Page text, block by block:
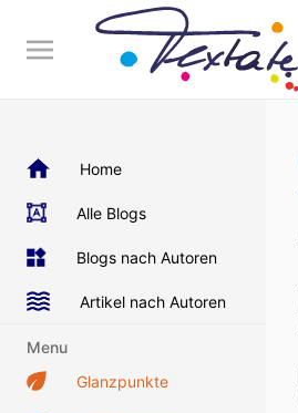
Home
Alle Blogs
Blogs nach Autoren
Artikel nach Autoren
Menu
Glanzpunkte